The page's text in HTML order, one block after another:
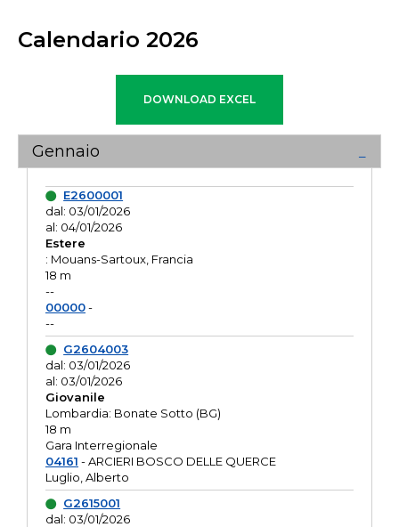
Calendario 2026
Gennaio
E2600001
dal: 03/01/2026
al: 04/01/2026
Estere
: Mouans-Sartoux, Francia
18 m
--
00000-
--
G2604003
dal: 03/01/2026
al: 03/01/2026
Giovanile
Lombardia: Bonate Sotto (BG)
18 m
Gara Interregionale
04161 - ARCIERI BOSCO DELLE QUERCE
Luglio, Alberto
G2615001
dal: 03/01/2026